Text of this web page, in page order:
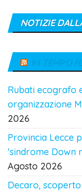
NOTIZIE
IN TEMPO
Rubati ecografo
organizzazione
2026
Provincia Lecce
'sindrome Down
Agosto 2026
Decaro,